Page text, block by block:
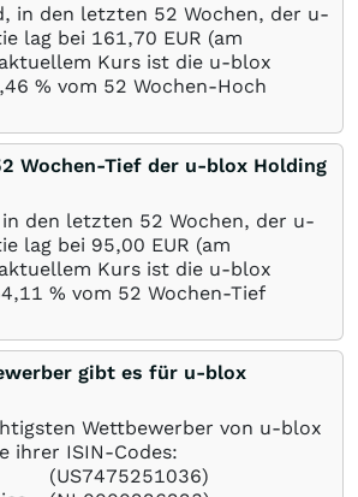
in den letzten 52 Wochen, der u-
lag bei 161,70 EUR (am
Kurs ist die u-blox
% vom 52 Wochen-Hoch
Wochen-Tief der u-blox Holding
den letzten 52 Wochen, der u-
lag bei 95,00 EUR (am
Kurs ist die u-blox
% vom 52 Wochen-Tief
gibt es für u-blox
Wettbewerber von u-blox
ihrer ISIN-Codes:
(US7475251036)